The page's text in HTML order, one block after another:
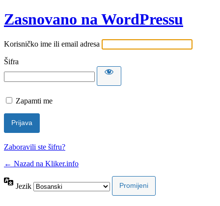
Zasnovano na WordPressu
Korisničko ime ili email adresa
Šifra
Zapamti me
Zaboravili ste šifru?
← Nazad na Kliker.info
Jezik